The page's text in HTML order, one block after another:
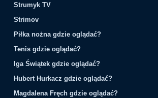
Strumyk TV
Strimov
Piłka nożna gdzie oglądać?
Tenis gdzie oglądać?
Iga Świątek gdzie oglądać?
Hubert Hurkacz gdzie oglądać?
Magdalena Fręch gdzie oglądać?